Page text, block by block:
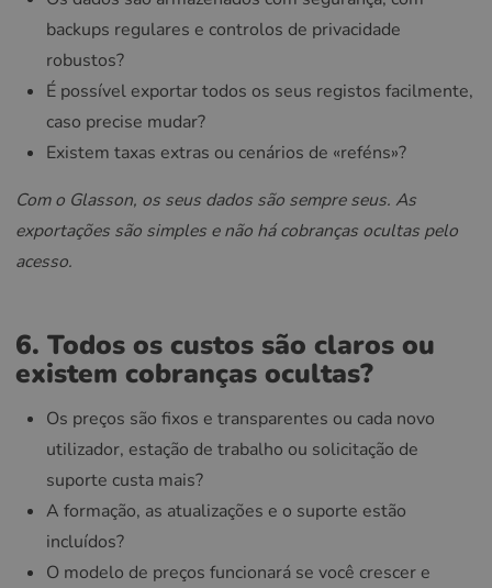
backups regulares e controlos de privacidade
robustos?
É possível exportar todos os seus registos facilmente,
caso precise mudar?
Existem taxas extras ou cenários de «reféns»?
Com o Glasson, os seus dados são sempre seus. As
exportações são simples e não há cobranças ocultas pelo
acesso.
6. Todos os custos são claros ou
existem cobranças ocultas?
Os preços são fixos e transparentes ou cada novo
utilizador, estação de trabalho ou solicitação de
suporte custa mais?
A formação, as atualizações e o suporte estão
incluídos?
O modelo de preços funcionará se você crescer e